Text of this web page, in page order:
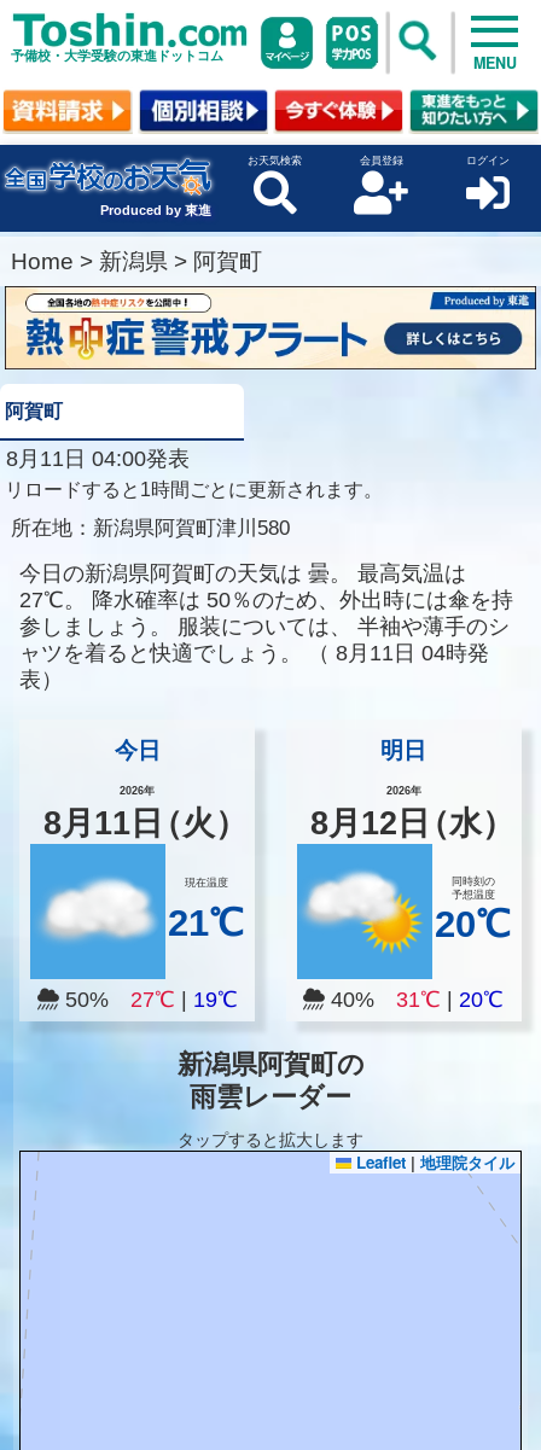
予備校・大学受験の東進ドットコム MENU
Produced by 東進
お天気検索 会員登録 ログイン
Home > 新潟県 > 阿賀町
阿賀町
8月11日 04:00発表
リロードすると1時間ごとに更新されます。
所在地： 新潟県阿賀町津川580
今日の新潟県阿賀町の天気は 曇。
最高気温は
27℃。
降水確率は 50％のため、外出時には傘を持
参しましょう。
服装については、
半袖や薄手のシ
ャツを着ると快適でしょう。
（ 8月11日 04時発
表）
今日
2026年
8月 11日（火）
現在温度
21℃
50% 27℃ 19℃
明日
2026年
8月 12 日（水）
同時刻の
予想温度
20℃
40% 31℃ |20℃
新潟県阿賀町の
雨雲レーダー
タップすると拡大します
Leaflet | 地理院タイル